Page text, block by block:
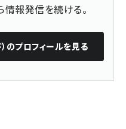
情報発信を続ける。
のプロフィールを見る